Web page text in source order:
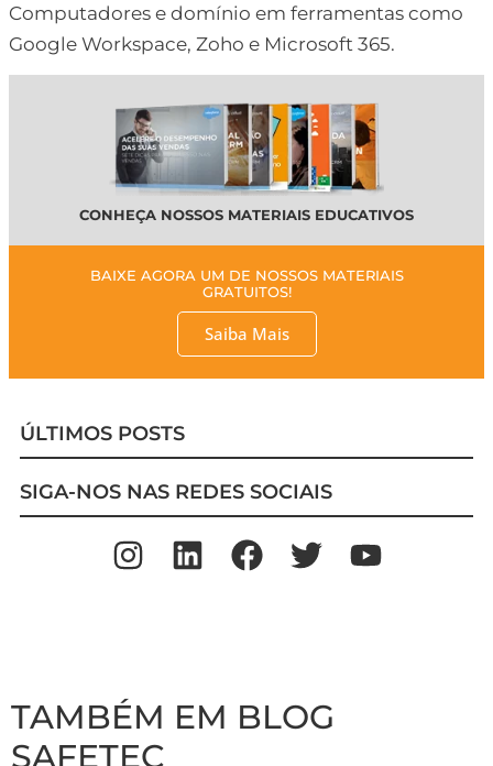
Computadores e domínio em ferramentas como
Google Workspace, Zoho e Microsoft 365.
CONHEÇA NOSSOS MATERIAIS EDUCATIVOS
BAIXE AGORA UM DE NOSSOS MATERIAIS
GRATUITOS!
Saiba Mais
ÚLTIMOS POSTS
SIGA-NOS NAS REDES SOCIAIS
TAMBÉM EM BLOG
SAFETEC